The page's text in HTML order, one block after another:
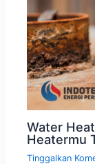
Water
Heatermu
Tinggalkan